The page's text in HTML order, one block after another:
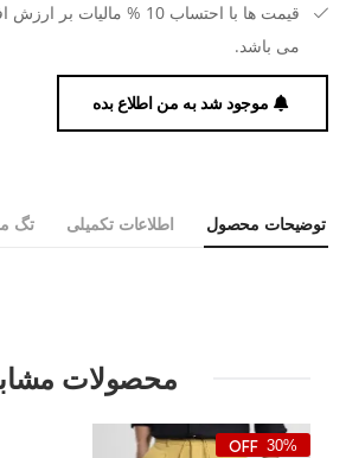
قیمت ها با احتساب 10 % مالیات بر
می باشد.
موجود شد به من اطلاع بده
توضیحات محصول اطلاعات تکمیلی تگ
محصولات
30%